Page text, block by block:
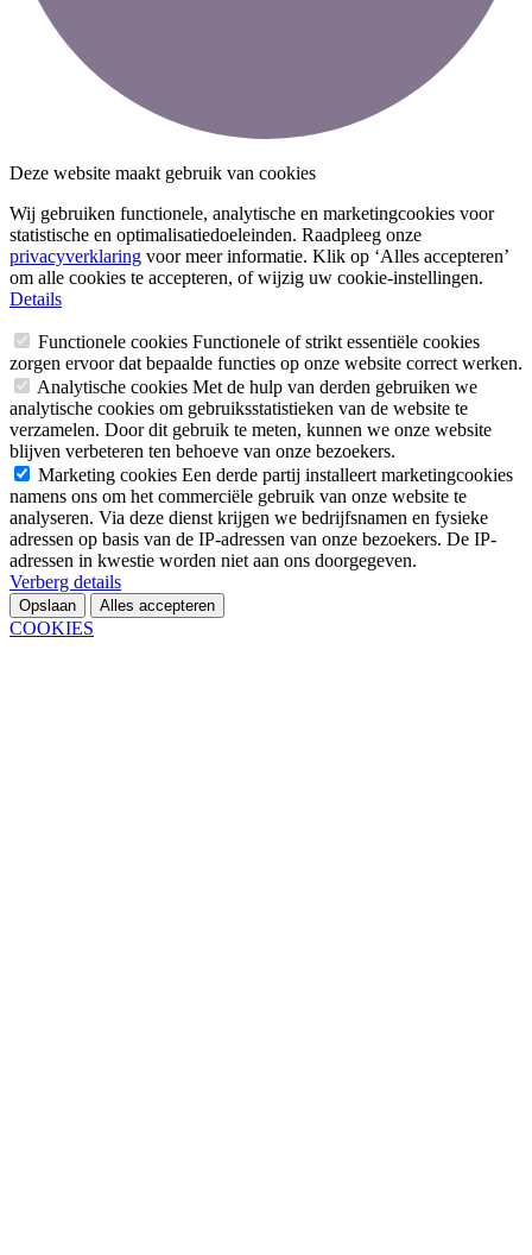
Deze website maakt gebruik van cookies
Wij gebruiken functionele, analytische en marketingcookies voor
statistische en optimalisatiedoeleinden. Raadpleeg onze
privacyverklaring voor meer informatie. Klik op ‘Alles accepteren’
om alle cookies te accepteren, of wijzig uw cookie-instellingen.
Details
Functionele cookies Functionele of strikt essentiële cookies
zorgen ervoor dat bepaalde functies op onze website correct werken.
Analytische cookies Met de hulp van derden gebruiken we
analytische cookies om gebruiksstatistieken van de website te
verzamelen. Door dit gebruik te meten, kunnen we onze website
blijven verbeteren ten behoeve van onze bezoekers.
Marketing cookies Een derde partij installeert marketingcookies
namens ons om het commerciële gebruik van onze website te
analyseren. Via deze dienst krijgen we bedrijfsnamen en fysieke
adressen op basis van de IP-adressen van onze bezoekers. De IP-
adressen in kwestie worden niet aan ons doorgegeven.
Verberg details
Opslaan Alles accepteren
COOKIES